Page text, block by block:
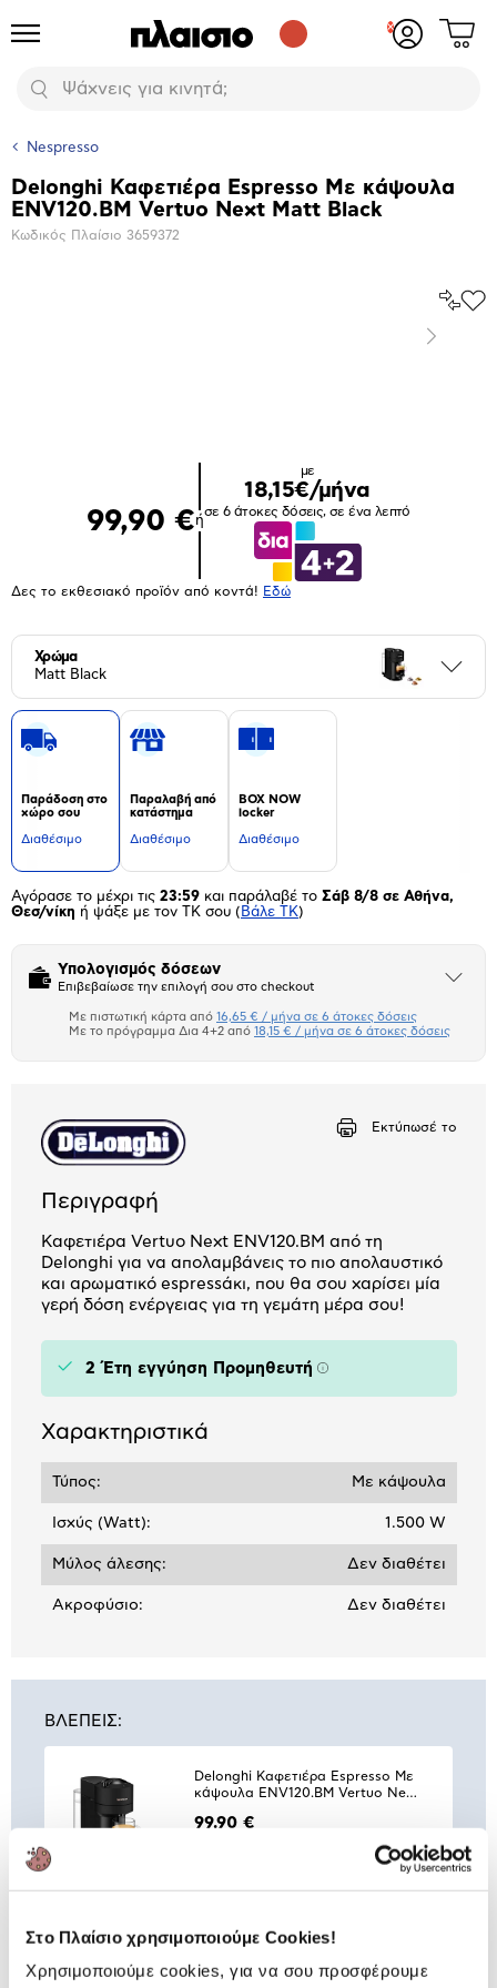
Στο Πλαίσιο χρησιμοποιούμε Cookies!
Χρησιμοποιούμε cookies, για να σου προσφέρουμε
Προϊόντα
Αναζήτηση
Δες
Nespresso
Βασικά
χαρακτηριστικά
Delonghi Καφετιέρα Espresso Με κάψουλα
ENV120.BM Vertuo Next Matt Black
Κωδικός Πλαίσιο 3659372
Επόμενο
99,90 €ή
με
18,15€/μήνα
σε 6 άτοκες δόσεις, σε ένα λεπτό
Δες το εκθεσιακό προϊόν από κοντά! Eδώ
Χρώμα
Matt Black
Παράδοση στο
χώρο σου
Διαθέσιμο
Παραλαβή από
κατάστημα
Διαθέσιμο
BOX NOW
locker
Διαθέσιμο
Αγόρασε το μέχρι τις 23:59 και παράλαβέ το Σάβ 8/8 σε Αθήνα,
Θεσ/νίκη ή ψάξε με τον ΤΚ σου ( Βάλε ΤΚ)
Υπολογισμός δόσεων
Επιβεβαίωσε την επιλογή σου στο checkout
Άνοιξε
Πιστωτική κάρτα
Αριθμός δόσεων
Με πιστωτική κάρτα από 16,65 € / μήνα σε 6 άτοκες δόσεις
Με το πρόγραμμα Δια 4+2 από 18,15 € / μήνα σε 6 άτοκες δόσεις
Εκτύπωσέ το
Περιγραφή
Καφετιέρα Vertuo Next ENV120.BM από τη
Delonghi για να απολαμβάνεις το πιο απολαυστικό
και αρωματικό espressάκι, που θα σου χαρίσει μία
γερή δόση ενέργειας για τη γεμάτη μέρα σου!
2 Έτη εγγύηση Προμηθευτή Πληροφορίες
Χαρακτηριστικά
Τύπος: Με κάψουλα
Ισχύς (Watt): 1.500 W
Mύλος άλεσης: Δεν διαθέτει
Ακροφύσιο: Δεν διαθέτει
ΒΛΕΠΕΙΣ:
Delonghi Καφετιέρα Espresso Με
κάψουλα ENV120.BM Vertuo Next
99,90 €
Συνδύασέτο με